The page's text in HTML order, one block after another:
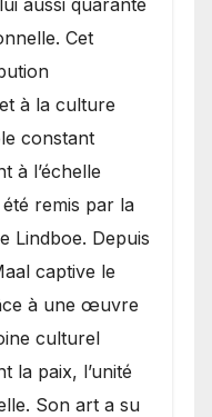
Cet
à la culture
constant
à l’échelle
remis par la
Lindboe. Depuis
captive le
à une œuvre
culturel
la paix, l’unité
Son art a su